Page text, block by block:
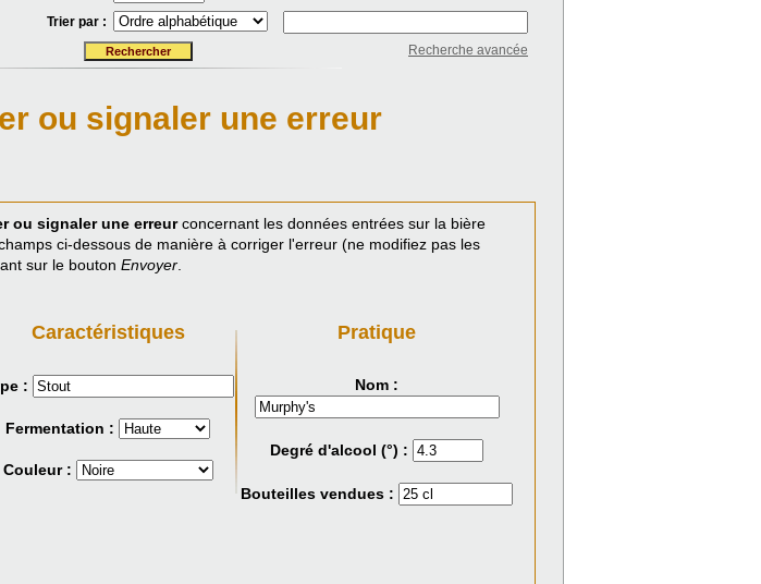
Trier par :
Recherche avancée
ou signaler une erreur
ou signaler une erreurconcernant les données entrées sur la bière
ci-dessous de manière à corriger l'erreur (ne modifiez pas les
sur le bouton Envoyer
Caractéristiques
:
Fermentation :
Couleur :
Pratique
Nom :
Degré d'alcool (°) :
Bouteilles vendues :